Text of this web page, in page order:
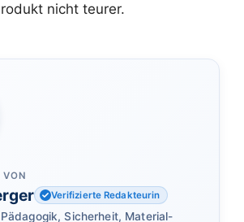
nicht teurer.
VON
Verifizierte Redakteurin
Pädagogik, Sicherheit, Material-